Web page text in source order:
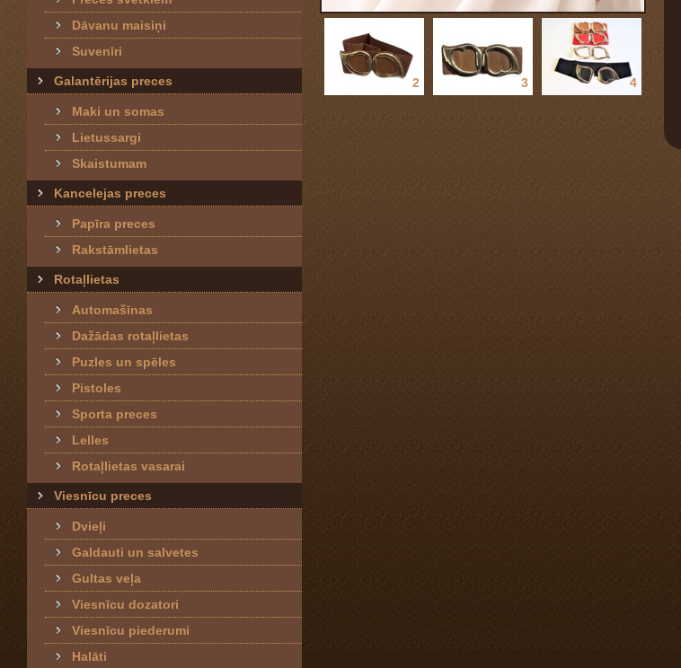
Dāvanu maisiņi
Suvenīri
Galantērijas preces
Maki un somas
Lietussargi
Skaistumam
Kancelejas preces
Papīra preces
Rakstāmlietas
Rotaļlietas
Automašīnas
Dažādas rotaļlietas
Puzles un spēles
Pistoles
Sporta preces
Lelles
Rotaļlietas vasarai
Viesnīcu preces
Dvieļi
Galdauti un salvetes
Gultas veļa
Viesnīcu dozatori
Viesnīcu piederumi
Halāti
2 3 4